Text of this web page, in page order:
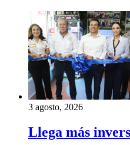
3 agosto, 2026
Llega más